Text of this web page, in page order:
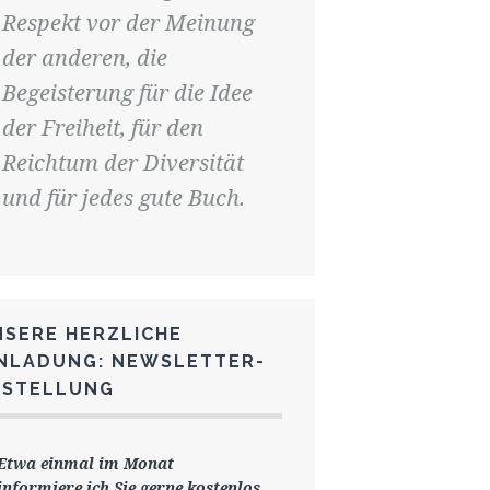
Respekt vor der Meinung
der anderen, die
Begeisterung für die Idee
der Freiheit, für den
Reichtum der Diversität
und für jedes gute Buch.
HERZLICHE
NEWSLETTER-
einmal im Monat